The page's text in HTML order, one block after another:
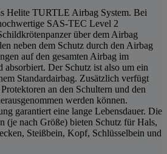
Helite TURTLE Airbag System. Bei
SAS-TEC Level 2
über dem Airbag
neben dem Schutz durch den Airbag
auf den gesamten Airbag im
absorbiert. Der Schutz ist also um ein
Standardairbag. Zusätzlich verfügt
an den Schultern und den
werden können.
garantiert eine lange Lebensdauer. Die
(je nach Größe) bieten Schutz für Hals,
Steißbein, Kopf, Schlüsselbein und